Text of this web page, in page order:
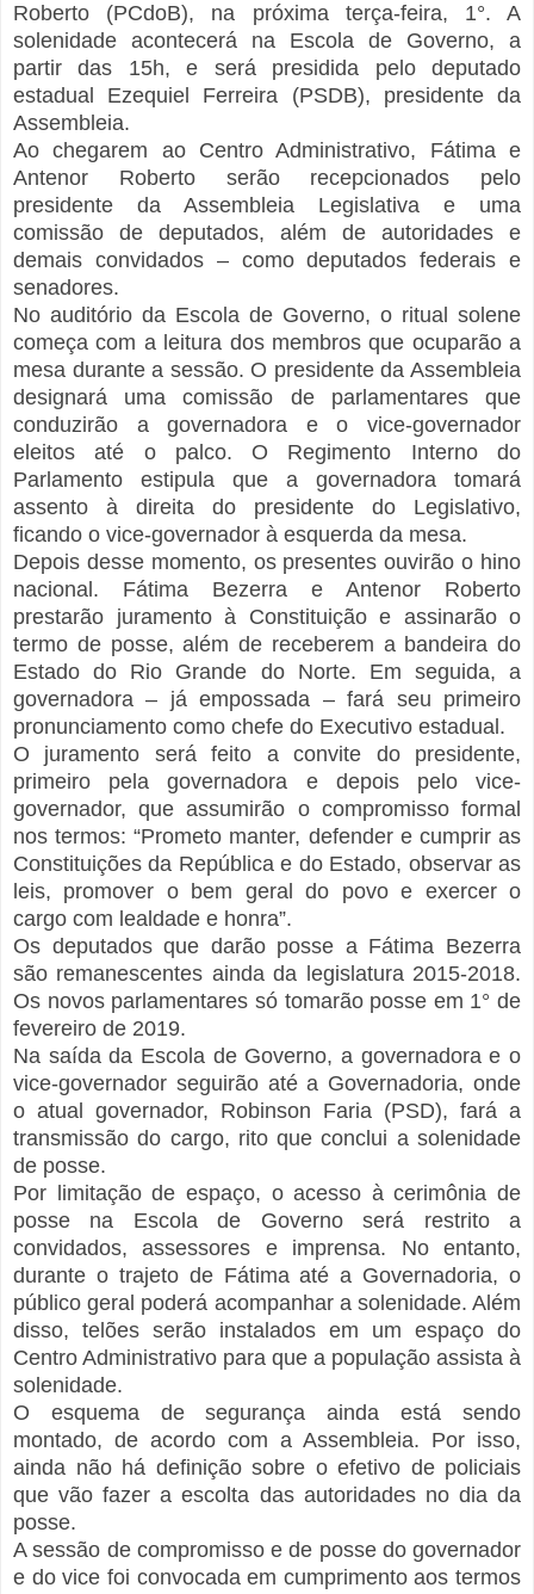
Roberto (PCdoB), na próxima terça-feira, 1°. A
solenidade acontecerá na Escola de Governo, a
partir das 15h, e será presidida pelo deputado
estadual Ezequiel Ferreira (PSDB), presidente da
Assembleia.
Ao chegarem ao Centro Administrativo, Fátima e
Antenor Roberto serão recepcionados pelo
presidente da Assembleia Legislativa e uma
comissão de deputados, além de autoridades e
demais convidados – como deputados federais e
senadores.
No auditório da Escola de Governo, o ritual solene
começa com a leitura dos membros que ocuparão a
mesa durante a sessão. O presidente da Assembleia
designará uma comissão de parlamentares que
conduzirão a governadora e o vice-governador
eleitos até o palco. O Regimento Interno do
Parlamento estipula que a governadora tomará
assento à direita do presidente do Legislativo,
ficando o vice-governador à esquerda da mesa.
Depois desse momento, os presentes ouvirão o hino
nacional. Fátima Bezerra e Antenor Roberto
prestarão juramento à Constituição e assinarão o
termo de posse, além de receberem a bandeira do
Estado do Rio Grande do Norte. Em seguida, a
governadora – já empossada – fará seu primeiro
pronunciamento como chefe do Executivo estadual.
O juramento será feito a convite do presidente,
primeiro pela governadora e depois pelo vice-
governador, que assumirão o compromisso formal
nos termos: “Prometo manter, defender e cumprir as
Constituições da República e do Estado, observar as
leis, promover o bem geral do povo e exercer o
cargo com lealdade e honra”.
Os deputados que darão posse a Fátima Bezerra
são remanescentes ainda da legislatura 2015-2018.
Os novos parlamentares só tomarão posse em 1° de
fevereiro de 2019.
Na saída da Escola de Governo, a governadora e o
vice-governador seguirão até a Governadoria, onde
o atual governador, Robinson Faria (PSD), fará a
transmissão do cargo, rito que conclui a solenidade
de posse.
Por limitação de espaço, o acesso à cerimônia de
posse na Escola de Governo será restrito a
convidados, assessores e imprensa. No entanto,
durante o trajeto de Fátima até a Governadoria, o
público geral poderá acompanhar a solenidade. Além
disso, telões serão instalados em um espaço do
Centro Administrativo para que a população assista à
solenidade.
O esquema de segurança ainda está sendo
montado, de acordo com a Assembleia. Por isso,
ainda não há definição sobre o efetivo de policiais
que vão fazer a escolta das autoridades no dia da
posse.
A sessão de compromisso e de posse do governador
e do vice foi convocada em cumprimento aos termos